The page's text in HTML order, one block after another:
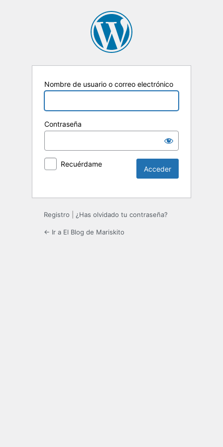
Nombre de usuario o correo electrónico
Contraseña
Recuérdame
Registro ¿Has olvidado tu contraseña?
← Ir a El Blog de Mariskito